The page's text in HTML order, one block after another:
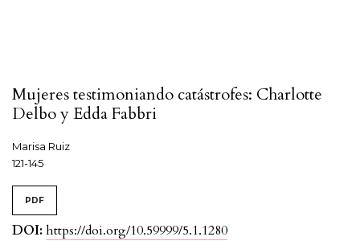
Mujeres testimoniando catástrofes: Charlotte
Delbo y Edda Fabbri
Marisa Ruiz
121-145
PDF
DOI: https://doi.org/10.59999/5.1.1280